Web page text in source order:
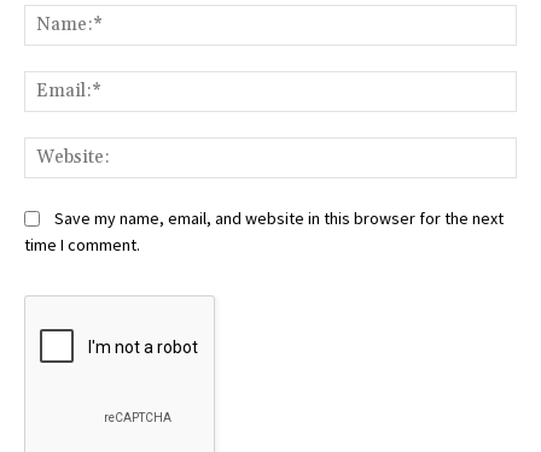
Save my name, email, and website in this browser for the next
time I comment.